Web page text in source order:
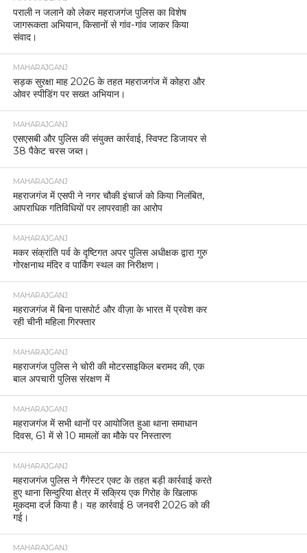
पराली न जलाने को लेकर महराजगंज पुलिस का विशेष
जागरूकता अभियान, किसानों से गांव-गांव जाकर किया
संवाद।
MAHARAJGANJ
सड़क सुरक्षा माह 2026 के तहत महराजगंज में कोहरा और
ओवर स्पीडिंग पर सख्त अभियान।
MAHARAJGANJ
एसएसबी और पुलिस की संयुक्त कार्रवाई, स्विफ्ट डिजायर से
38 पैकेट चरस जब्त।
MAHARAJGANJ
महराजगंज में एसपी ने नगर चौकी इंचार्ज को किया निलंबित,
आपराधिक गतिविधियों पर लापरवाही का आरोप
MAHARAJGANJ
मकर संक्रांति पर्व के दृष्टिगत अपर पुलिस अधीक्षक द्वारा गुरु
गोरक्षनाथ मंदिर व पार्किंग स्थल का निरीक्षण।
MAHARAJGANJ
महराजगंज में बिना पासपोर्ट और वीज़ा के भारत में प्रवेश कर
रही चीनी महिला गिरफ्तार
MAHARAJGANJ
महराजगंज पुलिस ने चोरी की मोटरसाइकिल बरामद की, एक
बाल अपचारी पुलिस संरक्षण में
MAHARAJGANJ
महराजगंज में सभी थानों पर आयोजित हुआ थाना समाधान
दिवस, 61 में से 10 मामलों का मौके पर निस्तारण
MAHARAJGANJ
महराजगंज पुलिस ने गैंगेस्टर एक्ट के तहत बड़ी कार्रवाई करते
हुए थाना सिन्दुरिया क्षेत्र में सक्रिय एक गिरोह के खिलाफ
मुकदमा दर्ज किया है। यह कार्रवाई 8 जनवरी 2026 को की
गई।
MAHARAJGANJ